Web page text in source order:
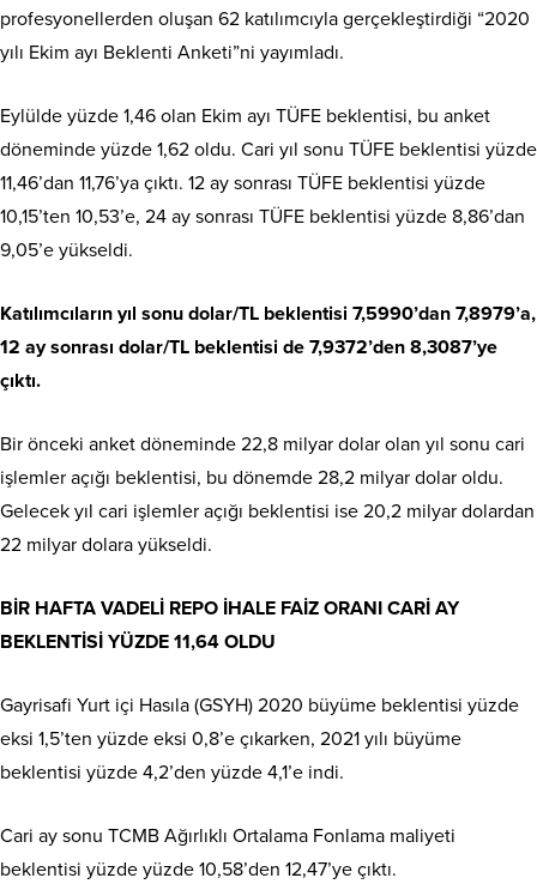
profesyonellerden oluşan 62 katılımcıyla gerçekleştirdiği “2020
yılı Ekim ayı Beklenti Anketi”ni yayımladı.
Eylülde yüzde 1,46 olan Ekim ayı TÜFE beklentisi, bu anket
döneminde yüzde 1,62 oldu. Cari yıl sonu TÜFE beklentisi yüzde
11,46’dan 11,76’ya çıktı. 12 ay sonrası TÜFE beklentisi yüzde
10,15’ten 10,53’e, 24 ay sonrası TÜFE beklentisi yüzde 8,86’dan
9,05’e yükseldi.
Katılımcıların yıl sonu dolar/TL beklentisi 7,5990’dan 7,8979’a,
12 ay sonrası dolar/TL beklentisi de 7,9372’den 8,3087’ye
çıktı.
Bir önceki anket döneminde 22,8 milyar dolar olan yıl sonu cari
işlemler açığı beklentisi, bu dönemde 28,2 milyar dolar oldu.
Gelecek yıl cari işlemler açığı beklentisi ise 20,2 milyar dolardan
22 milyar dolara yükseldi.
BİR HAFTA VADELİ REPO İHALE FAİZ ORANI CARİ AY
BEKLENTİSİ YÜZDE 11,64 OLDU
Gayrisafi Yurt içi Hasıla (GSYH) 2020 büyüme beklentisi yüzde
eksi 1,5’ten yüzde eksi 0,8’e çıkarken, 2021 yılı büyüme
beklentisi yüzde 4,2’den yüzde 4,1’e indi.
Cari ay sonu TCMB Ağırlıklı Ortalama Fonlama maliyeti
beklentisi yüzde yüzde 10,58’den 12,47’ye çıktı.